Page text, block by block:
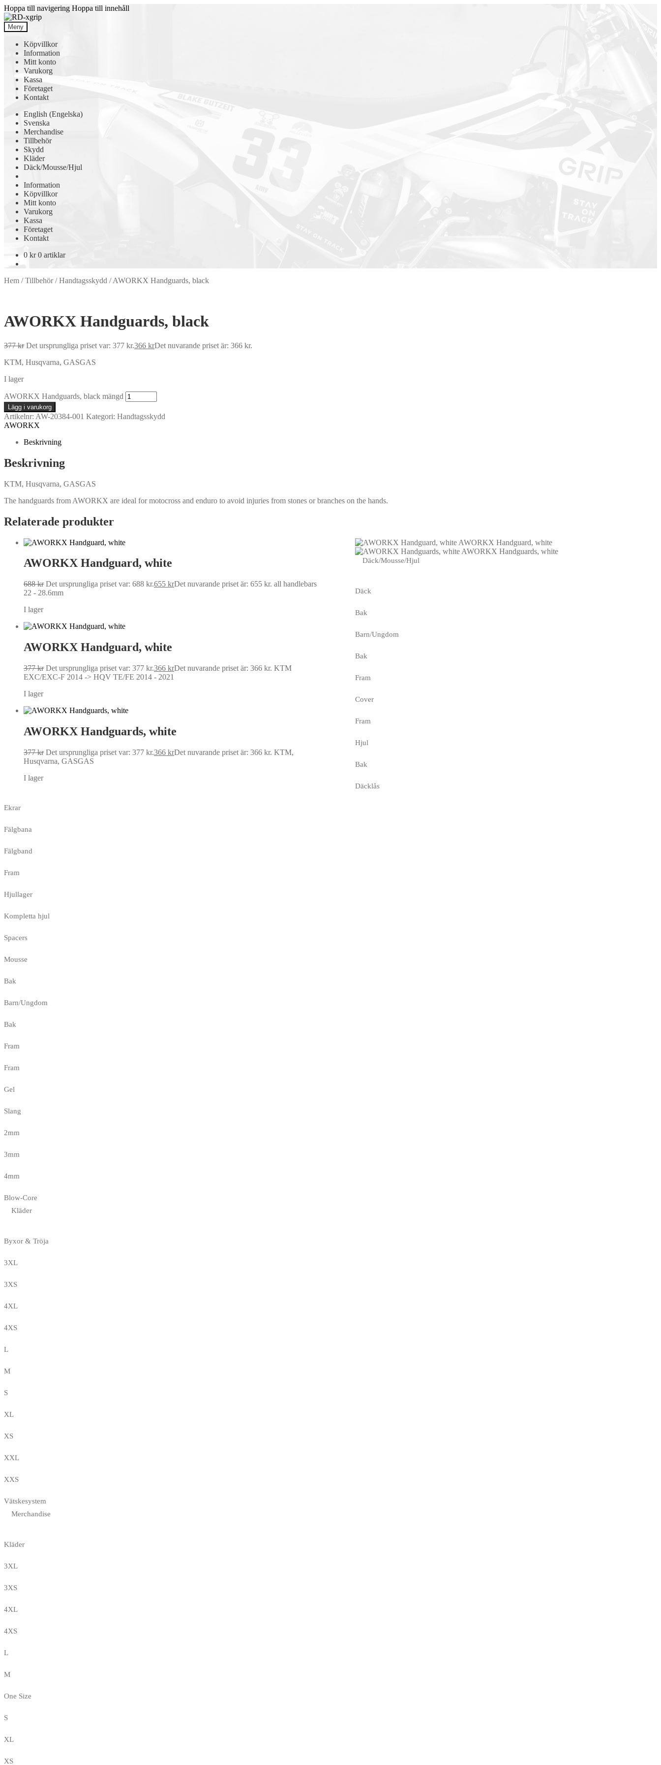
Hoppa till navigering Hoppa till innehåll
Meny
Köpvillkor
Information
Mitt konto
Varukorg
Kassa
Företaget
Kontakt
English (Engelska)
Svenska
Merchandise
Tillbehör
Skydd
Kläder
Däck/Mousse/Hjul
Information
Köpvillkor
Mitt konto
Varukorg
Kassa
Företaget
Kontakt
0 kr 0 artiklar
Hem /Tillbehör/Handtagsskydd /AWORKX Handguards, black
AWORKX Handguards, black
377kr Det ursprungliga priset var: 377 kr.366 krDet nuvarande priset är: 366 kr.
KTM, Husqvarna, GASGAS
I lager
AWORKX Handguards, black mängd
Lägg i varukorg
Artikelnr: AW-20384-001 Kategori: Handtagsskydd
AWORKX
Beskrivning
Beskrivning
KTM, Husqvarna, GASGAS
The handguards from AWORKX are ideal for motocross and enduro to avoid injuries from stones or branches on the hands.
Relaterade produkter
AWORKX Handguard, white
688kr Det ursprungliga priset var: 688 kr.655 krDet nuvarande priset är: 655 kr. all handlebars
22 - 28.6mm
I lager
AWORKX Handguard, white
377kr Det ursprungliga priset var: 377 kr.366 krDet nuvarande priset är: 366 kr. KTM
EXC/EXC-F 2014 -> HQV TE/FE 2014 - 2021
I lager
AWORKX Handguards, white
377kr Det ursprungliga priset var: 377 kr.366 krDet nuvarande priset är: 366 kr. KTM,
Husqvarna, GASGAS
I lager
AWORKX Handguard, white
AWORKX Handguards, white
Däck/Mousse/Hjul
Däck
Bak
Barn/Ungdom
Bak
Fram
Cover
Fram
Hjul
Bak
Däcklås
Ekrar
Fälgbana
Fälgband
Fram
Hjullager
Kompletta hjul
Spacers
Mousse
Bak
Barn/Ungdom
Bak
Fram
Fram
Gel
Slang
2mm
3mm
4mm
Blow-Core
Kläder
Byxor & Tröja
3XL
3XS
4XL
4XS
L
M
S
XL
XS
XXL
XXS
Vätskesystem
Merchandise
Kläder
3XL
3XS
4XL
4XS
L
M
One Size
S
XL
XS